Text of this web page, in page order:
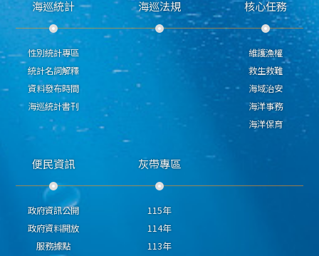
海巡統計
性別統計專區
統計名詞解釋
資料發布時間
海巡統計書刊
海巡法規 核心任務
維護漁權
救生救難
海域治安
海洋事務
海洋保育
便民資訊
政府資訊公開
政府資料開放
服務據點
灰帶專區
115年
114年
113年